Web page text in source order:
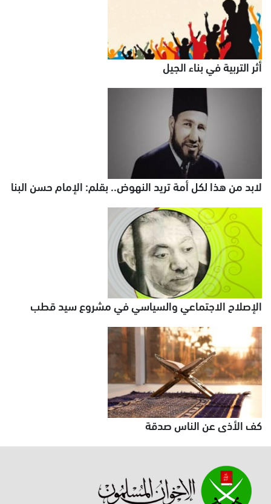
أثر التربية في بناء الجيل
لابد من هذا لكل أمة تريد النهوض.. بقلم: الإمام حسن البنا
الإصلاح الاجتماعي والسياسي في مشروع سيد قطب
كف الأذى عن الناس صدقة